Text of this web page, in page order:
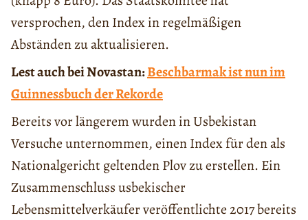
versprochen, den Index in regelmäßigen
Abständen zu aktualisieren.
Lest auch bei Novastan:Beschbarmak ist nun im
Guinnessbuch der Rekorde
Bereits vor längerem wurden in Usbekistan
Versuche unternommen, einen Index für den als
Nationalgericht geltenden Plov zu erstellen. Ein
Zusammenschluss usbekischer
Lebensmittelverkäufer veröffentlichte 2017 bereits